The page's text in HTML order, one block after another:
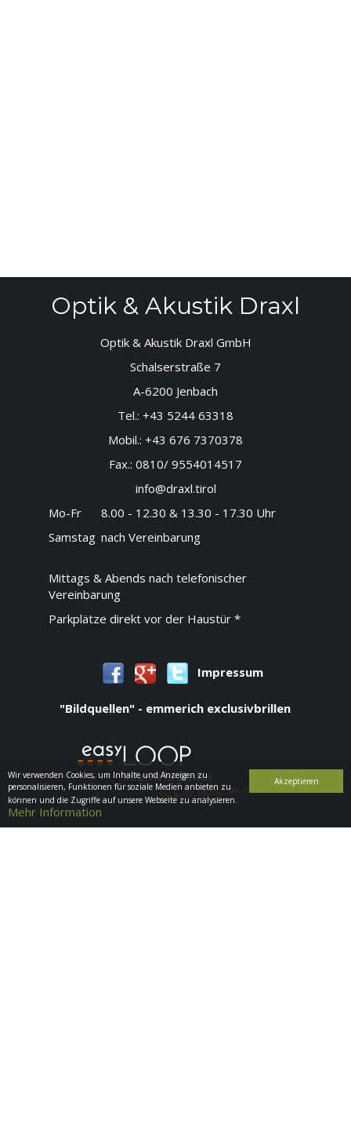
Akzeptieren
Wir verwenden Cookies, um Inhalte und Anzeigen zu
personalisieren, Funktionen für soziale Medien anbieten zu
können und die Zugriffe auf unsere Webseite zu analysieren.
Mehr Information
Optik & Akustik Draxl
Optik & Akustik Draxl GmbH
Schalserstraße 7
A-6200 Jenbach
Tel.: +43 5244 63318
Mobil.: +43 676 7370378
Fax.: 0810/ 9554014517
info@draxl.tirol
Mo-Fr
8.00 - 12.30 & 13.30 - 17.30 Uhr
Samstag nach Vereinbarung
Mittags & Abends nach telefonischer
Vereinbarung
Parkplätze direkt vor der Haustür *
Impressum
"Bildquellen" - emmerich exclusivbrillen